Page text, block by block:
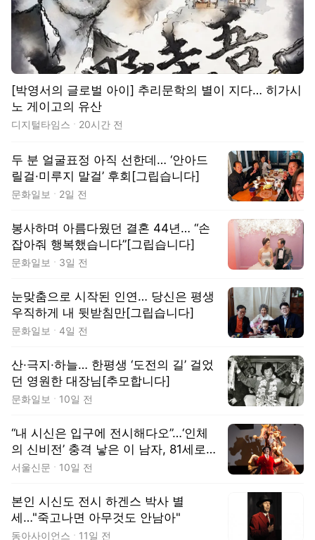
[박영서의 글로벌 아이] 추리문학의 별이 지다… 히가시
노 게이고의 유산
디지털타임스 20시간 전
두 분 얼굴표정 아직 선한데… ‘안아드
릴걸·미루지 말걸’ 후회[그립습니다]
문화일보 2일 전
봉사하며 아름다웠던 결혼 44년… “손
잡아줘 행복했습니다”[그립습니다]
문화일보 3일 전
눈맞춤으로 시작된 인연… 당신은 평생
우직하게 내 뒷받침만[그립습니다]
문화일보 4일 전
산·극지·하늘… 한평생 ‘도전의 길’ 걸었
던 영원한 대장님[추모합니다]
문화일보 10일 전
“내 시신은 입구에 전시해다오”…‘인체
의 신비전’ 충격 낳은 이 남자, 81세로
별세
서울신문 10일 전
본인 시신도 전시 하겐스 박사 별
세…"죽고나면 아무것도 안남아"
동아사이언스 11일 전